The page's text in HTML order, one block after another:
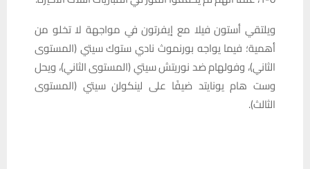
ويلتقي أستون فيلا مع إيفرتون في مواجهة لا تخلو من
أهمية؛ فيما يواجه بورنموث نادي ستوك سيتي (المستوى
الثاني)، وفولهام ضد نوريتش سيتي (المستوى الثاني)، ويحل
وست هام يونايتد ضيفًا على لينكولن سيتي (المستوى
الثالث).